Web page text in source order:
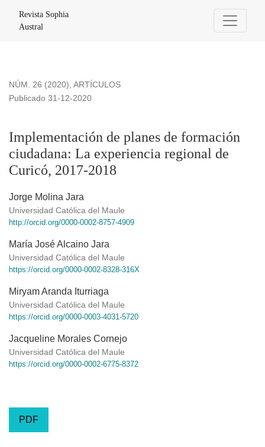
Revista Sophia
Austral
NÚM. 26 (2020), ARTÍCULOS
Implementación de planes de formación
ciudadana: La experiencia regional de
Curicó, 2017-2018
Publicado 31-12-2020
Jorge Molina Jara
Universidad Católica del Maule
http://orcid.org/0000-0002-8757-4909
María José Alcaino Jara
Universidad Católica del Maule
https://orcid.org/0000-0002-8328-316X
Miryam Aranda Iturriaga
Universidad Católica del Maule
https://orcid.org/0000-0003-4031-5720
Jacqueline Morales Cornejo
Universidad Católica del Maule
https://orcid.org/0000-0002-6775-8372
PDF